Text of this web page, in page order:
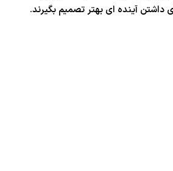
داشتن آینده ای بهتر تصمیم بگیرند.